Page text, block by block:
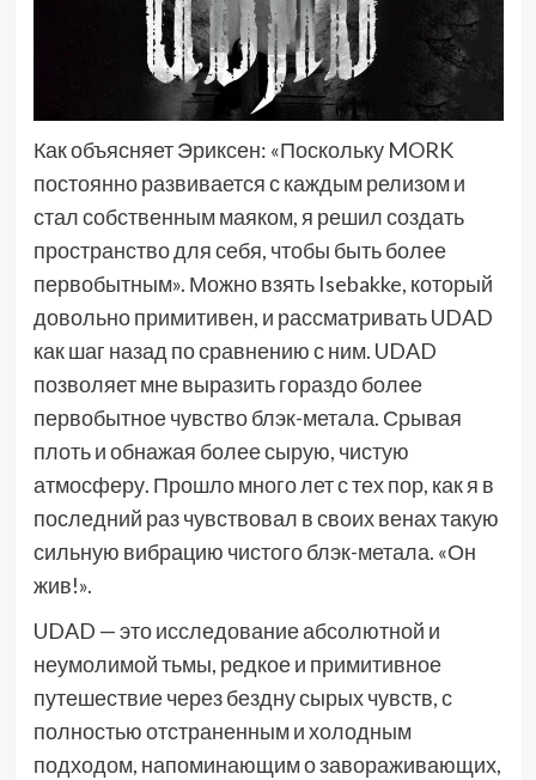
Как объясняет Эриксен: «Поскольку MORK
постоянно развивается с каждым релизом и
стал собственным маяком, я решил создать
пространство для себя, чтобы быть более
первобытным». Можно взять Isebakke, который
довольно примитивен, и рассматривать UDAD
как шаг назад по сравнению с ним. UDAD
позволяет мне выразить гораздо более
первобытное чувство блэк-метала. Срывая
плоть и обнажая более сырую, чистую
атмосферу. Прошло много лет с тех пор, как я в
последний раз чувствовал в своих венах такую
сильную вибрацию чистого блэк-метала. «Он
жив!».
UDAD — это исследование абсолютной и
неумолимой тьмы, редкое и примитивное
путешествие через бездну сырых чувств, с
полностью отстраненным и холодным
подходом, напоминающим о завораживающих,